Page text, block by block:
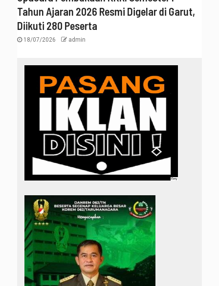
Tahun Ajaran 2026 Resmi Digelar di Garut,
Diikuti 280 Peserta
18/07/2026 admin